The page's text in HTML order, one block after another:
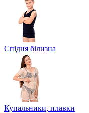
Спідня білизна
Купальники, плавки